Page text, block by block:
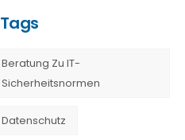
Tags
Beratung Zu IT-
Sicherheitsnormen
Datenschutz